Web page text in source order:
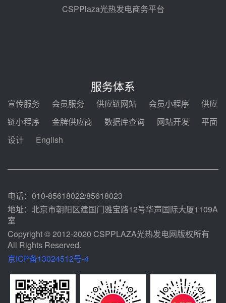
08-05 14:48
2026-2029年熔盐介质框架协议
中能建华中试研院中标重能新疆
100MW光热项目机组调试及性能
规模化助力构建绿色低碳电力供给
CSPPlaza光热发电商务平台
服务体系
宣传服务 会员服务 供应链网站 会员小程序
供应
链小程序
金牌供应商 数据库查询 网站开发
平面
设计
English
电话：010-85618022/85618023
地址：北京市朝阳区建国门雅宝路12号华声国际大厦1109A
室
Copyright © 2012-2020 CSPPLAZA光热发电网版权所有
All Rights Reserved.
京ICP备13024512号-4